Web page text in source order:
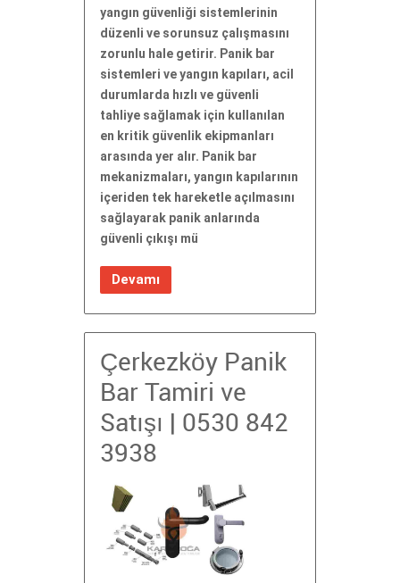
yangın güvenliği sistemlerinin
düzenli ve sorunsuz çalışmasını
zorunlu hale getirir. Panik bar
sistemleri ve yangın kapıları, acil
durumlarda hızlı ve güvenli
tahliye sağlamak için kullanılan
en kritik güvenlik ekipmanları
arasında yer alır. Panik bar
mekanizmaları, yangın kapılarının
içeriden tek hareketle açılmasını
sağlayarak panik anlarında
güvenli çıkışı mü
Devamı
Çerkezköy Panik
Bar Tamiri ve
Satışı | 0530 842
3938